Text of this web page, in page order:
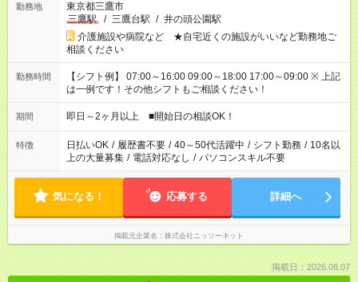
勤務地
東京都三鷹市
三鷹駅
/ 三鷹台駅 / 井の頭公園駅
介護施設や病院など ★自宅近くの施設がいいなど勤務地ご
相談ください
勤務時間
【シフト例】 07:00～16:00 09:00～18:00 17:00～09:00 ※ 上記
は一例です！その他シフトもご相談ください！
期間 即日～2ヶ月以上 ■開始日の相談OK！
特徴 日払いOK / 履歴書不要 / 40～50代活躍中 / シフト勤務 / 10名以
上の大量募集 / 電話対応なし / パソコンスキル不要
気になる！ 応募する 詳細へ
掲載元企業名 株式会社ニッソーネット
掲載日：2026.08.07